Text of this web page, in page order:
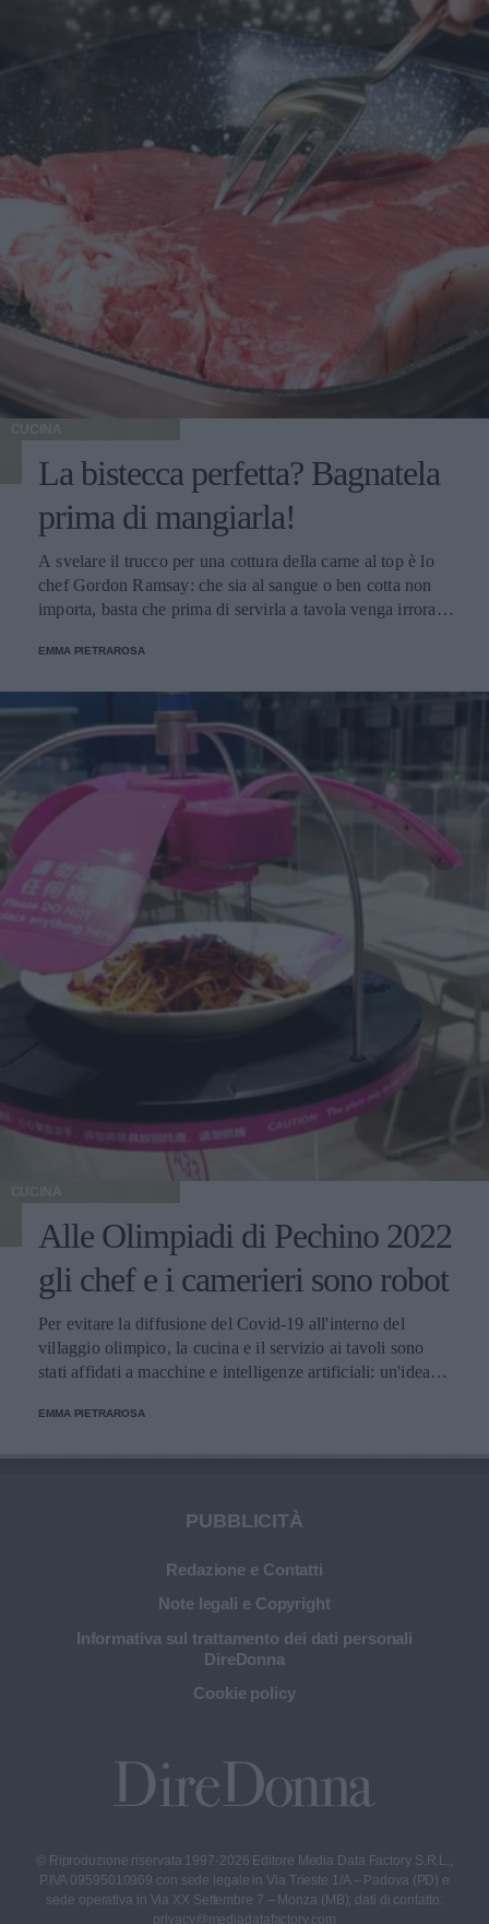
CUCINA
La bistecca perfetta? Bagnatela
prima di mangiarla!
A svelare il trucco per una cottura della carne al top è lo
chef Gordon Ramsay: che sia al sangue o ben cotta non
importa, basta che prima di servirla a tavola venga irrorata
EMMA PIETRAROSA
CUCINA
Alle Olimpiadi di Pechino 2022
gli chef e i camerieri sono robot
Per evitare la diffusione del Covid-19 all'interno del
villaggio olimpico, la cucina e il servizio ai tavoli sono
stati affidati a macchine e intelligenze artificiali: un'idea
EMMA PIETRAROSA
PUBBLICITÀ
Redazione e Contatti
Note legali e Copyright
Informativa sul trattamento dei dati personali
DireDonna
Cookie policy
© Riproduzione riservata 1997-2026 Editore Media Data Factory S.R.L.,
P.IVA 09595010969 con sede legale in Via Trieste 1/A – Padova (PD) e
sede operativa in Via XX Settembre 7 – Monza (MB); dati di contatto:
privacy@mediadatafactory.com